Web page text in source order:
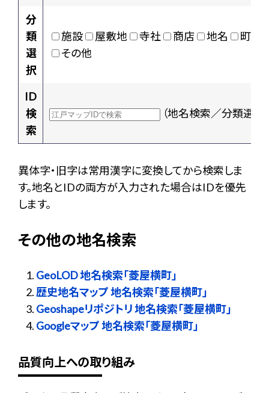
分
類
選
択
施設 屋敷地 寺社 商店 地名
町村
その他
ID
検
索
（地名検索／分類選択
異体字・旧字は常用漢字に変換してから検索しま
す。地名とIDの両方が入力された場合はIDを優先
します。
その他の地名検索
GeoLOD 地名検索「菱屋横町」
歴史地名マップ 地名検索「菱屋横町」
Geoshapeリポジトリ 地名検索「菱屋横町」
Googleマップ 地名検索「菱屋横町」
品質向上への取り組み